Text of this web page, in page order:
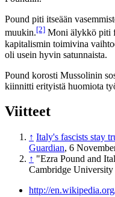
Pound piti itseään
muukin.[2] Moni älykkö piti
kapitalismin toimivina
oli usein hyvin satunnaista.
Pound korosti Mussolinin
kiinnitti erityistä huomiota
Viitteet
↑ Italy's fascists stay
Guardian, 6
↑ "Ezra Pound and
Cambridge University
http://